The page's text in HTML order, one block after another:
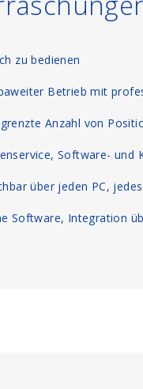
zu bedienen
Betrieb mit
Anzahl von
Software- und
über jeden PC,
Software, Integration